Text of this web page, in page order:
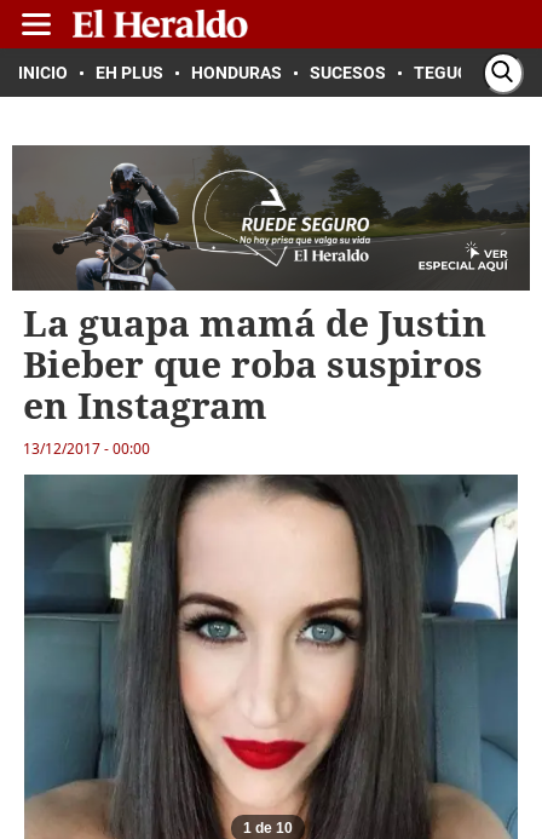
INICIO EH PLUS HONDURAS SUCESOS TEGUCIGALPA
La guapa mamá de Justin
Bieber que roba suspiros
en Instagram
13/12/2017 - 00:00
1 de 10